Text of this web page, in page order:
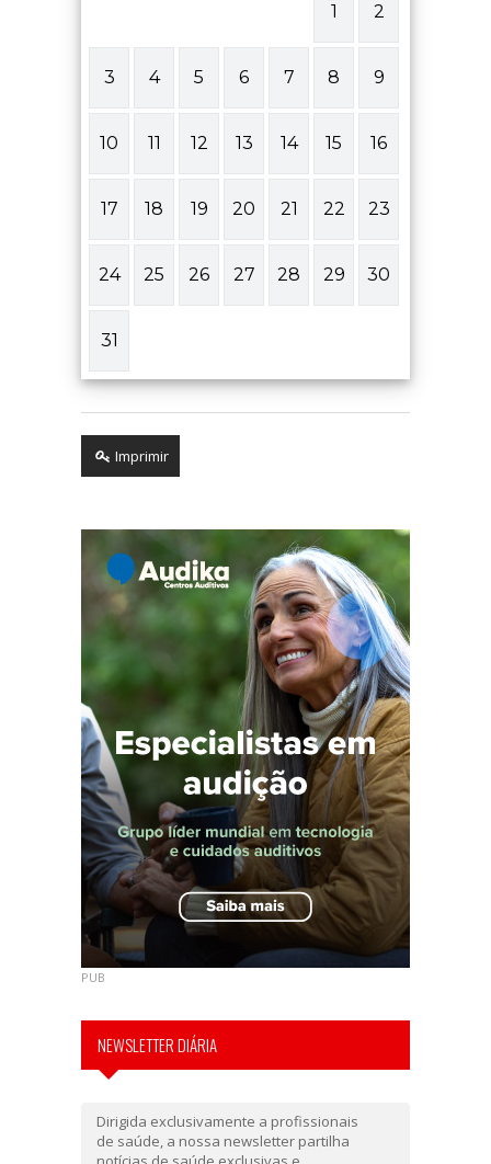
1 2
3 4 5 6 7 8 9
10 11 12 13 14 15 16
17 18 19 20 21 22 23
24 25 26 27 28 29 30
31
Imprimir
PUB
NEWSLETTER DIÁRIA
Dirigida exclusivamente a profissionais
de saúde, a nossa newsletter partilha